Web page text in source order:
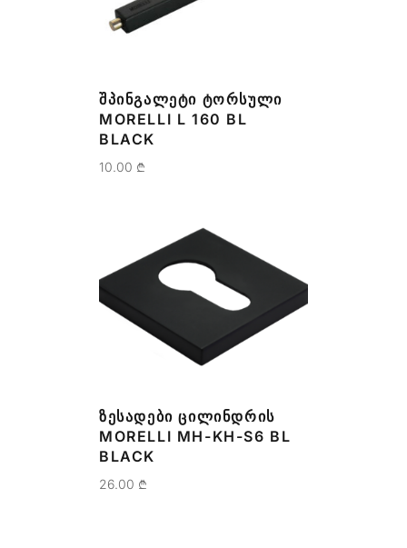
ᲨᲞᲘᲜᲒᲐᲚᲔᲢᲘ ᲢᲝᲠᲡᲣᲚᲘ
MORELLI L 160 BL
BLACK
10.00 ₾
ᲖᲔᲡᲐᲓᲔᲑᲘ ᲪᲘᲚᲘᲜᲓᲠᲘᲡ
MORELLI MH-KH-S6 BL
BLACK
26.00 ₾